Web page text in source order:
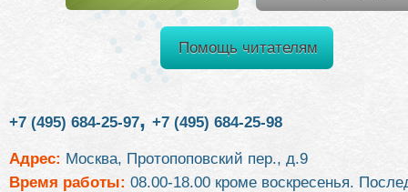
Помощь читателям
+7 (495) 684-25-97, +7 (495) 684-25-98
Адрес: Москва, Протопоповский пер., д.9
Время работы: 08.00-18.00 кроме воскресенья.